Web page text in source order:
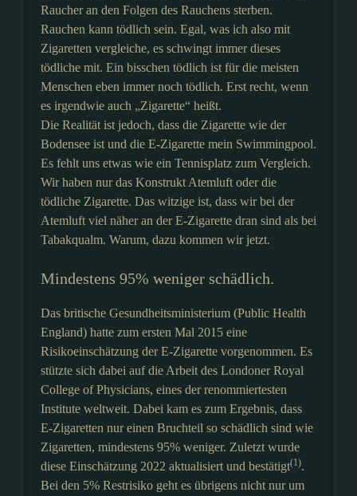
Raucher an den Folgen des Rauchens sterben.
Rauchen kann tödlich sein. Egal, was ich also mit
Zigaretten vergleiche, es schwingt immer dieses
tödliche mit. Ein bisschen tödlich ist für die meisten
Menschen eben immer noch tödlich. Erst recht, wenn
es irgendwie auch „Zigarette“ heißt.
Die Realität ist jedoch, dass die Zigarette wie der
Bodensee ist und die E-Zigarette mein Swimmingpool.
Es fehlt uns etwas wie ein Tennisplatz zum Vergleich.
Wir haben nur das Konstrukt Atemluft oder die
tödliche Zigarette. Das witzige ist, dass wir bei der
Atemluft viel näher an der E-Zigarette dran sind als bei
Tabakqualm. Warum, dazu kommen wir jetzt.
Mindestens 95% weniger schädlich.
Das britische Gesundheitsministerium (Public Health
England) hatte zum ersten Mal 2015 eine
Risikoeinschätzung der E-Zigarette vorgenommen. Es
stützte sich dabei auf die Arbeit des Londoner Royal
College of Physicians, eines der renommiertesten
Institute weltweit. Dabei kam es zum Ergebnis, dass
E-Zigaretten nur einen Bruchteil so schädlich sind wie
Zigaretten, mindestens 95% weniger. Zuletzt wurde
diese Einschätzung 2022 aktualisiert und bestätigt(1).
Bei den 5% Restrisiko geht es übrigens nicht nur um